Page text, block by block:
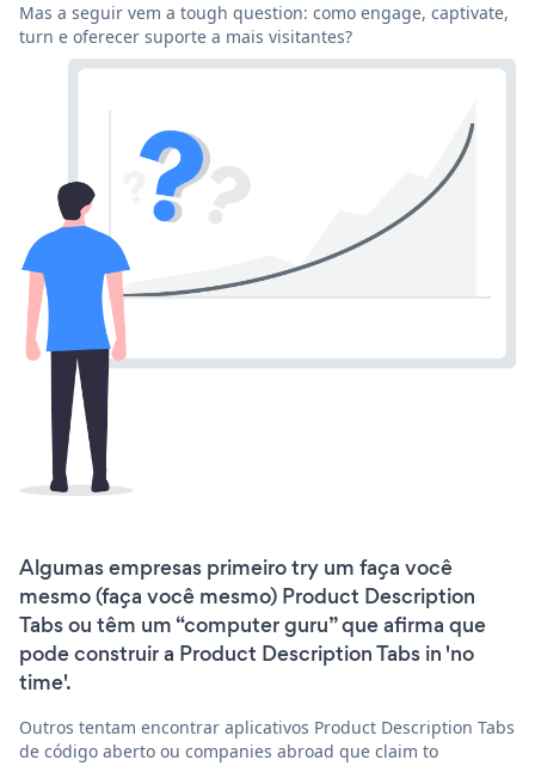
Mas a seguir vem a tough question: como engage, captivate,
turn e oferecer suporte a mais visitantes?
Algumas empresas primeiro try um faça você
mesmo (faça você mesmo) Product Description
Tabs ou têm um “computer guru” que afirma que
pode construir a Product Description Tabs in 'no
time'.
Outros tentam encontrar aplicativos Product Description Tabs
de código aberto ou companies abroad que claim to